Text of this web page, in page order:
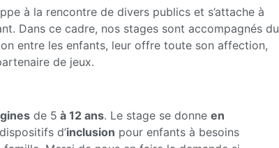
à la rencontre de divers publics et s’attache à
Dans ce cadre, nos stages sont accompagnés du
entre les enfants, leur offre toute son affection,
de jeux.
de 5 à 12 ans. Le stage se donne en
d’inclusion pour enfants à besoins